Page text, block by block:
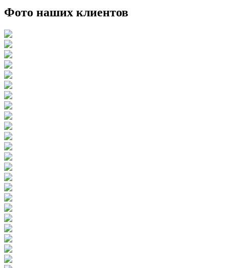
Фото наших клиентов